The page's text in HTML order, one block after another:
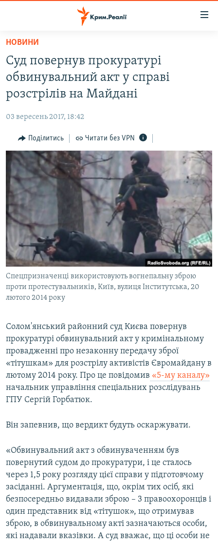
Перейти
основного
матеріалу
до
основної
навігації
Перейти
до
пошуку
ВОДА.КРИМ
ВІДЕО ТА ФОТО
БЛОГИ
ПОГЛЯД
ІНТЕРВ'Ю
ВСЕ ЗА ДЕНЬ
СПЕЦПРОЕКТИ
ДЕПОРТАЦІЯ
ВІДЕОУРОКИ «ELIFBE»
СВІДЧЕННЯ ОКУПАЦІЇ
УКРАЇНСЬКА ПРОБЛЕМА КРИМУ
ІНФОГРАФІКА
ЯК ОБІЙТИ БЛОКУВАННЯ
Русский
Qırımtatar
ДОЛУЧАЙСЯ!
Усі сайти RFE/RL
НОВИНИ
Суд повернув прокуратурі
обвинувальний акт у справі
розстрілів на Майдані
03 вересень 2017, 18:42
Поділитись Читати без VPN
Спецпризначенці використовують вогнепальну зброю
проти протестувальників, Київ, вулиця Інститутська, 20
лютого 2014 року
Солом'янський районний суд Києва повернув
прокуратурі обвинувальний акт у кримінальному
провадженні про незаконну передачу зброї
«тітушкам» для розстрілу активістів Євромайдану в
лютому 2014 року. Про це повідомив «5-му каналу»
начальник управління спеціальних розслідувань
ГПУ Сергій Горбатюк.
Він запевнив, що вердикт будуть оскаржувати.
«Обвинувальний акт з обвинуваченням був
повернутий судом до прокуратури, і це сталось
через 1,5 року розгляду цієї справи у підготовчому
засіданні. Аргументація, що, окрім тих осіб, які
безпосередньо видавали зброю – 3 правоохоронців і
один представник від «тітушок», що отримував
зброю, в обвинувальному акті зазначаються особи,
які надавали вказівки. А суд вважає, що ці особи не